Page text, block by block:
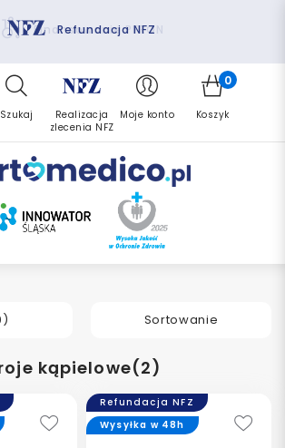
Darmowa dostawa
Pomoc fizjoterapeuty
Finansowanie PFRON
Refundacja NFZ
Zrealizuj zlecenie ponownie
Szukaj
Realizacja
zlecenia NFZ
Moje konto
0
Koszyk
) Sortowanie
kąpielowe(2)
Refundacja NFZ
Wysyłka w 48h